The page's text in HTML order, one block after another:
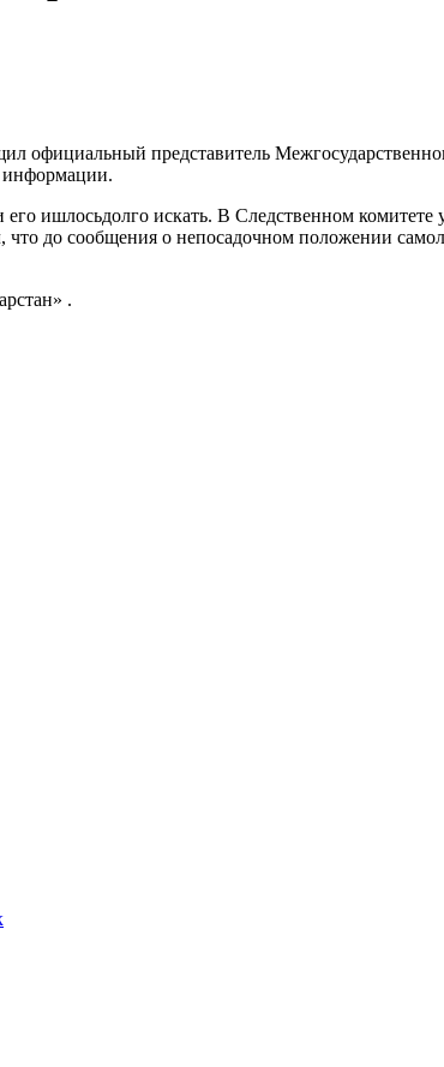
официальный представитель
ишлосьдолго искать. В Следственном комитете
до сообщения о непосадочном положении
.